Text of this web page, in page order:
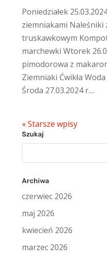
Poniedziałek
ziemniakami Naleśniki
truskawkowym
marchewki Wtorek
pimodorowa z
Ziemniaki Ćwikła
Środa 27.03.2024 r....
« Starsze wpisy
Szukaj
Szukaj:
Archiwa
czerwiec 2026
maj 2026
kwiecień 2026
marzec 2026